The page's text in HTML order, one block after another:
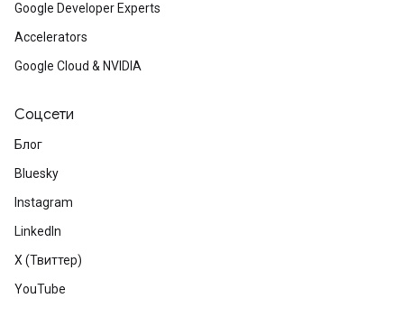
Google Developer Experts
Accelerators
Google Cloud & NVIDIA
Соцсети
Блог
Bluesky
Instagram
LinkedIn
X (Твиттер)
YouTube